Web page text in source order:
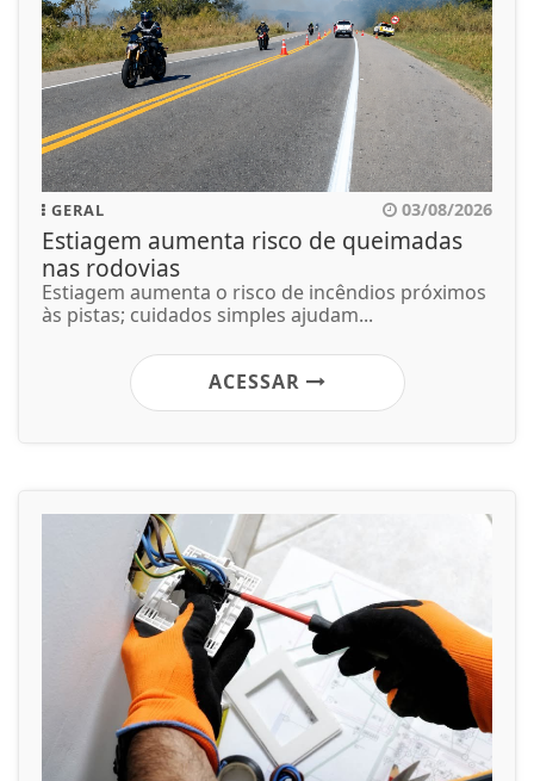
GERAL 03/08/2026
Estiagem aumenta risco de queimadas
nas rodovias
Estiagem aumenta o risco de incêndios próximos
às pistas; cuidados simples ajudam...
ACESSAR